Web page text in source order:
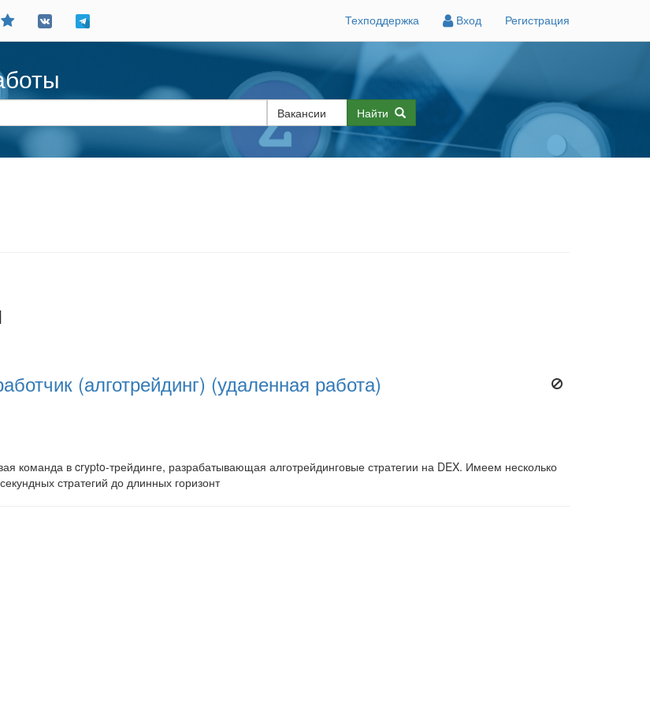
Добавить
Техподдержка Вход Регистрация
Найти
(алготрейдинг) (удаленная работа)
команда в crypto-трейдинге, разрабатывающая алготрейдинговые стратегии на DEX. Имеем несколько
стратегий до длинных горизонт